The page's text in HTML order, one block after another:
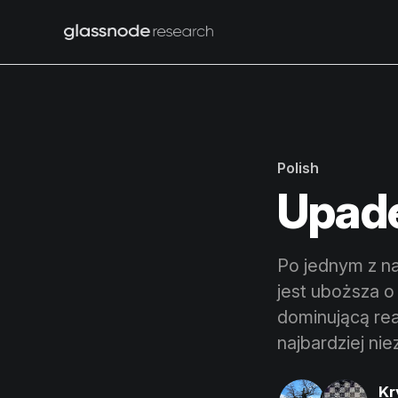
Polish
Po jednym z
jest uboższa
dominującą
najbardziej